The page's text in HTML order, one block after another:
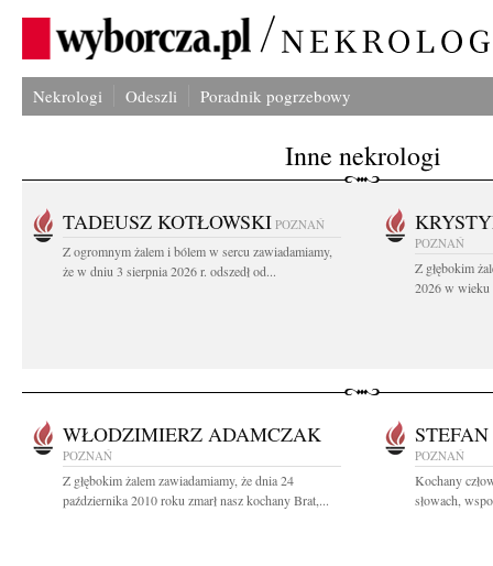
Nekrologi Odeszli Poradnik pogrzebowy
Inne nekrologi
TADEUSZ KOTŁOWSKI POZNAŃ
Z ogromnym żalem i bólem w sercu zawiadamiamy,
że w dniu 3 sierpnia 2026 r. odszedł od...
POZNAŃ
Z głębokim
2026 w wieku
WŁODZIMIERZ ADAMCZAK
POZNAŃ
Z głębokim żalem zawiadamiamy, że dnia 24
października 2010 roku zmarł nasz kochany Brat,...
POZNAŃ
Kochany
słowach,